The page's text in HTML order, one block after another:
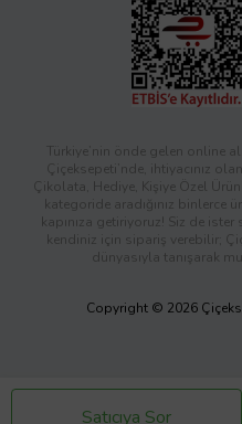
Satıcıya Sor
Türkiye’nin önde gelen online
Çiçeksepeti’nde, ihtiyacınız
Çikolata, Hediye, Kişiye Özel
kategoride aradığınız binlerce
kapınıza getiriyoruz! Siz de
kendiniz için sipariş verebilir;
dünyasıyla tanışarak
Copyright © 2026